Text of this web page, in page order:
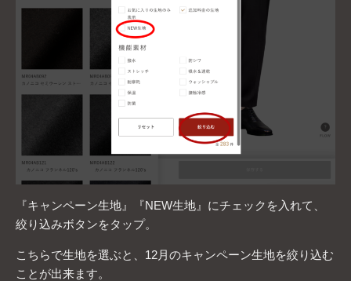
『キャンペーン生地』『NEW生地』にチェックを入れて、
絞り込みボタンをタップ。
こちらで生地を選ぶと、12月のキャンペーン生地を絞り込む
ことが出来ます。